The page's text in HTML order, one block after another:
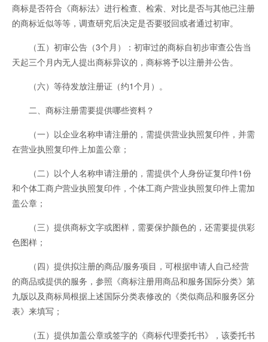
商标是否符合《商标法》进行检查、检索、对比是否与其他已注册
的商标近似等等，调查研究后决定是否要驳回或者通过初审。
（五）初审公告（3个月）：初审过的商标自初步审查公告当
天起三个月内无人提出商标异议的，商标将予以注册并公告。
（六）等待发放注册证（约1个月）。
二、商标注册需要提供哪些资料？
（一）以企业名称申请注册的，需提供营业执照复印件，并需
在营业执照复印件上加盖公章；
（二）以个人名称申请注册的，需提供个人身份证复印件1份
和个体工商户营业执照复印件，个体工商户营业执照复印件上需加
盖公章；
（三）提供商标文字或图样，需要保护颜色的，还需要提供彩
色图样；
（四）提供拟注册的商品/服务项目，可根据申请人自己经营
的商品或提供的服务，参照《商标注册用商品和服务国际分类》第
九版以及商标局根据上述国际分类表修改的《类似商品和服务区分
表》来填写；
（五）提供加盖公章或签字的《商标代理委托书》，该委托书